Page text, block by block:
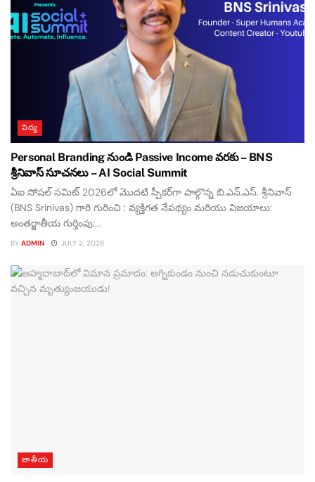
విద్య
Personal Branding నుండి Passive Income వరకు – BNS
శ్రీనివాస్ సూచనలు – AI Social Summit
ఏఐ సోషల్ సమిట్ 2026లో మొదటి స్పీకర్‌గా పాల్గొన్న బి.ఎన్.ఎస్. శ్రీనివాస్
(BNS Srinivas) గారి గురించి : వ్యక్తిగత నేపథ్యం మరియు విజయాలు:
అంతర్జాతీయ గుర్తింపు:...
BY ADMIN JULY 2, 2026
జాతీయ